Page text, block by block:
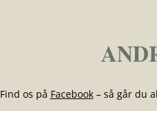
Find os på Facebook– så går du